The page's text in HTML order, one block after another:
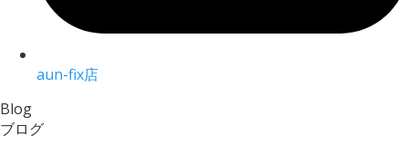
aun-fix店
Blog
ブログ